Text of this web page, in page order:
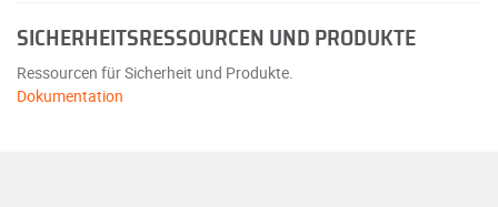
SICHERHEITSRESSOURCEN UND PRODUKTE
Ressourcen für Sicherheit und Produkte.
Dokumentation